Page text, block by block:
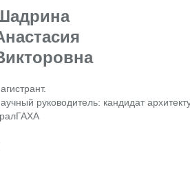
руководитель: кандидат